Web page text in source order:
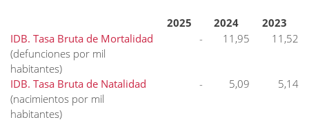
2025 2024
2023
IDB. Tasa Bruta de Mortalidad
(defunciones por mil
habitantes)
- 11,95 11,52
IDB. Tasa Bruta de Natalidad
(nacimientos por mil
habitantes)
- 5,09 5,14